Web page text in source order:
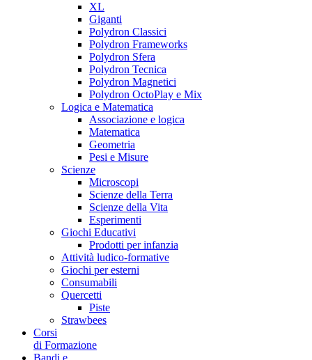
XL
Giganti
Polydron Classici
Polydron Frameworks
Polydron Sfera
Polydron Tecnica
Polydron Magnetici
Polydron OctoPlay e Mix
Logica e Matematica
Associazione e logica
Matematica
Geometria
Pesi e Misure
Scienze
Microscopi
Scienze della Terra
Scienze della Vita
Esperimenti
Giochi Educativi
Prodotti per infanzia
Attività ludico-formative
Giochi per esterni
Consumabili
Quercetti
Piste
Strawbees
Corsi
di Formazione
Bandi e